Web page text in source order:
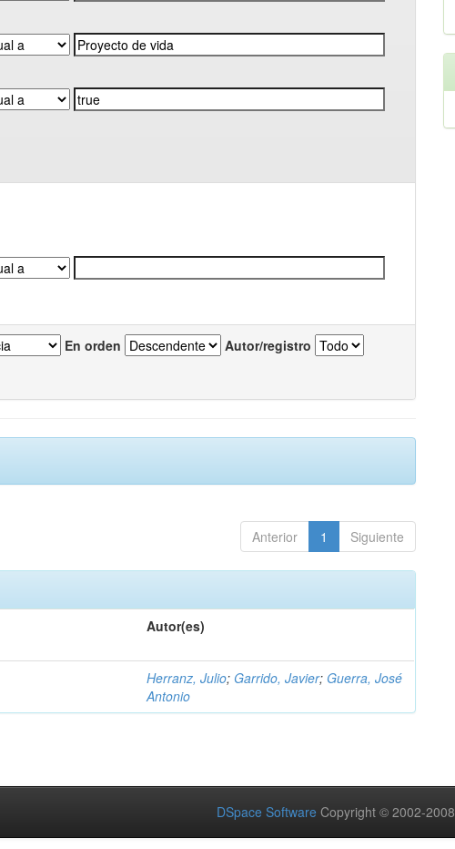
En orden Autor/registro
Anterior 1 Siguiente
Autor(es)
Herranz, Julio; Garrido, Javier; Guerra, José
Antonio
DSpace Software Copyright © 2002-2008